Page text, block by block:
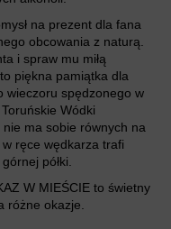
na prezent dla fana
obcowania z naturą.
i spraw mu miłą
to piękna pamiątka dla
wieczoru spędzonego w
Wódki
ma sobie równych na
ręce wędkarza trafi
półki.
W MIEŚCIE to świetny
różne okazje.